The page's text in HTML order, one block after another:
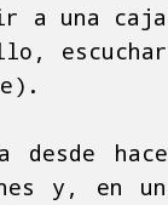
a una caja
escuchar
hace
y, en un